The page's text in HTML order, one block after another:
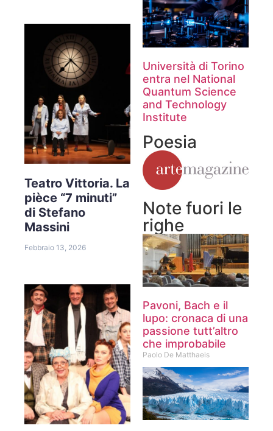
Teatro Vittoria. La
pièce “7 minuti”
di Stefano
Massini
Febbraio 13, 2026
Università di Torino
entra nel National
Quantum Science
and Technology
Institute
Poesia
Note fuori le
righe
Pavoni, Bach e il
lupo: cronaca di una
passione tutt’altro
che improbabile
Paolo De Matthaeis